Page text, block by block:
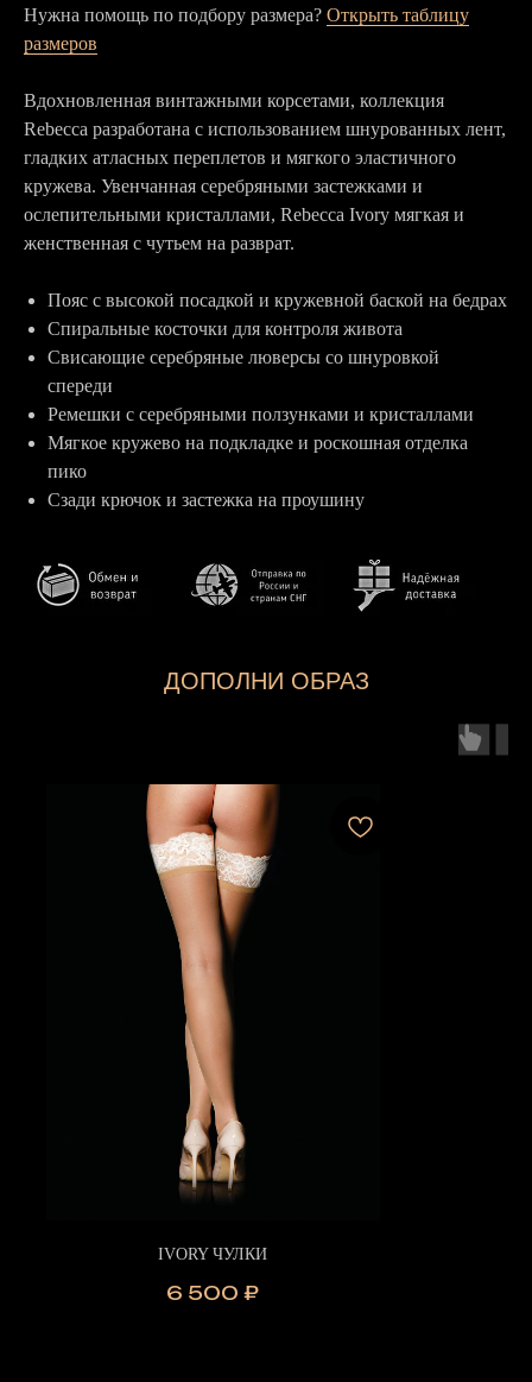
Нужна помощь по подбору размера? Открыть таблицу
размеров
Вдохновленная винтажными корсетами, коллекция
Rebecca разработана с использованием шнурованных лент,
гладких атласных переплетов и мягкого эластичного
кружева. Увенчанная серебряными застежками и
ослепительными кристаллами, Rebecca Ivory мягкая и
женственная с чутьем на разврат.
Пояс с высокой посадкой и кружевной баской на бедрах
Спиральные косточки для контроля живота
Свисающие серебряные люверсы со шнуровкой
спереди
Ремешки с серебряными ползунками и кристаллами
Мягкое кружево на подкладке и роскошная отделка
пико
Сзади крючок и застежка на проушину
ДОПОЛНИ ОБРАЗ
IVORY ЧУЛКИ
6 500 ₽